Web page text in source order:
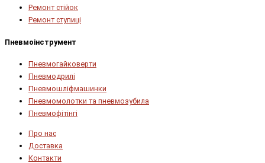
Ремонт стійок
Ремонт ступиці
Пневмоінструмент
Пневмогайковерти
Пневмодрилі
Пневмошліфмашинки
Пневмомолотки та пневмозубила
Пневмофітінгі
Про нас
Доставка
Контакти